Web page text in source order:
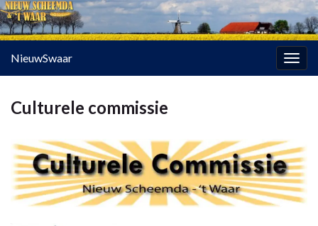
NieuwSwaar
Culturele commissie